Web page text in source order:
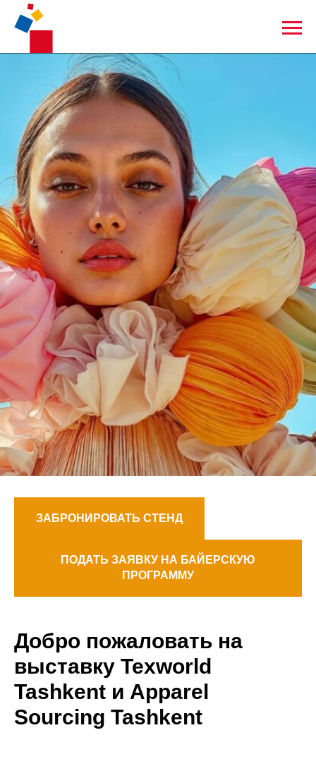
ЗАБРОНИРОВАТЬ СТЕНД
ПОДАТЬ ЗАЯВКУ НА БАЙЕРСКУЮ
ПРОГРАММУ
Добро пожаловать на
выставку Texworld
Tashkent и Apparel
Sourcing Tashkent